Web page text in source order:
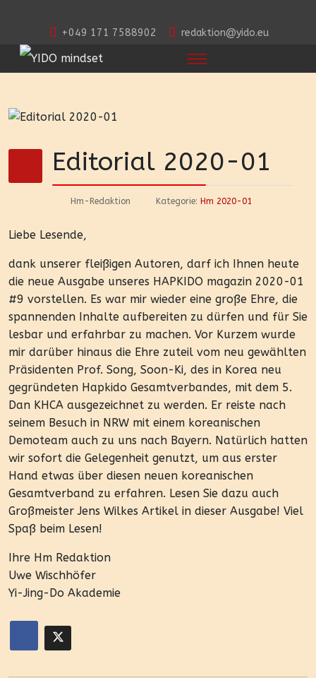
+049 171 7588902 redaktion@yido.eu
Editorial 2020-01
Hm-Redaktion Kategorie: Hm 2020-01
Liebe Lesende,
dank unserer fleißigen Autoren, darf ich Ihnen heute
die neue Ausgabe unseres HAPKIDO magazin 2020-01
#9 vorstellen. Es war mir wieder eine große Ehre, die
spannenden Inhalte aufbereiten zu dürfen und für Sie
lesbar und erfahrbar zu machen. Vor Kurzem wurde
mir darüber hinaus die Ehre zuteil vom neu gewählten
Präsidenten Prof. Song, Soon-Ki, des in Korea neu
gegründeten Hapkido Gesamtverbandes, mit dem 5.
Dan KHCA ausgezeichnet zu werden. Er reiste nach
seinem Besuch in NRW mit einem koreanischen
Demoteam auch zu uns nach Bayern. Natürlich hatten
wir sofort die Gelegenheit genutzt, um aus erster
Hand etwas über diesen neuen koreanischen
Gesamtverband zu erfahren. Lesen Sie dazu auch
Großmeister Jens Wilkes Artikel in dieser Ausgabe! Viel
Spaß beim Lesen!
Ihre Hm Redaktion
Uwe Wischhöfer
Yi-Jing-Do Akademie